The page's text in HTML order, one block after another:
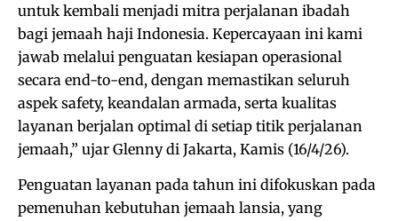
untuk kembali menjadi mitra perjalanan ibadah
bagi jemaah haji Indonesia. Kepercayaan ini kami
jawab melalui penguatan kesiapan operasional
secara end-to-end, dengan memastikan seluruh
aspek safety, keandalan armada, serta kualitas
layanan berjalan optimal di setiap titik perjalanan
jemaah,” ujar Glenny di Jakarta, Kamis (16/4/26).
Penguatan layanan pada tahun ini difokuskan pada
pemenuhan kebutuhan jemaah lansia, yang